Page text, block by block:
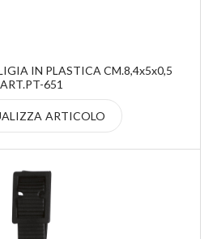
IN PLASTICA CM.8,4x5x0,5
ART.PT-651
ARTICOLO